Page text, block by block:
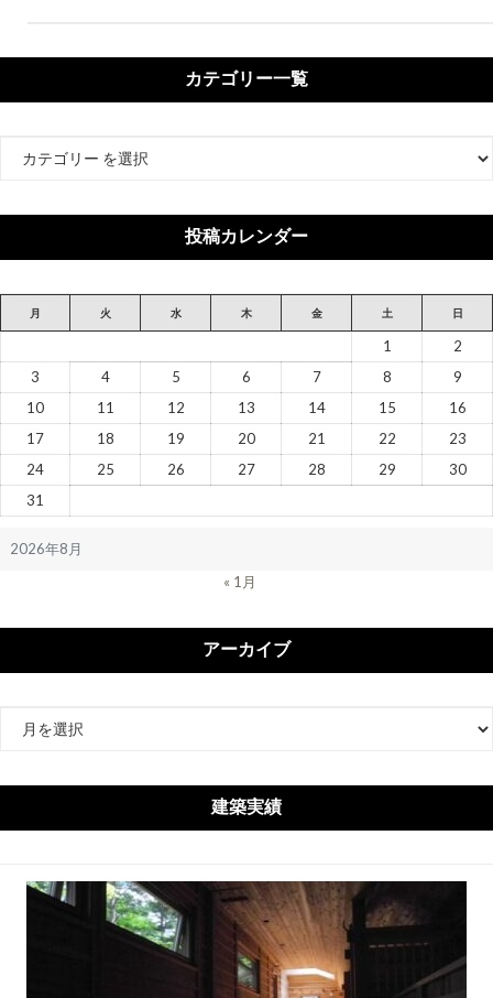
カテゴリー一覧
リ
投稿カレンダー
2026年8月
月 火 水 木 金 土 日
1
2
3
4 5 6 7 8
9
10
11 12 13 14 15
16
17
18 19 20 21 22
23
24
25 26 27 28 29
30
31
« 1月
アーカイブ
イ
建築実績